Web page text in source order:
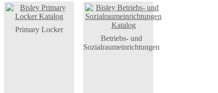
Primary Locker
Betriebs- und
Sozialraumeinrichtungen